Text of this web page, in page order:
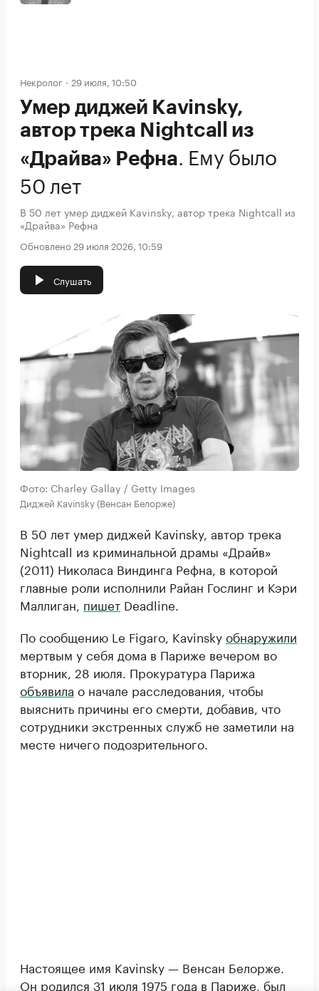
Некролог 29 июля, 10:50
Умер диджей Kavinsky,
автор трека Nightcall из
«Драйва» Рефна. Ему было
50 лет
В 50 лет умер диджей Kavinsky, автор трека Nightcall из
«Драйва» Рефна
Обновлено 29 июля 2026, 10:59
Слушать
Фото: Charley Gallay / Getty Images
Диджей Kavinsky (Венсан Белорже)
В 50 лет умер диджей Kavinsky, автор трека
Nightcall из криминальной драмы «Драйв»
(2011) Николаса Виндинга Рефна, в которой
главные роли исполнили Райан Гослинг и Кэри
Маллиган, пишет Deadline.
По сообщению Le Figaro, Kavinskyобнаружили
мертвым у себя дома в Париже вечером во
вторник, 28 июля. Прокуратура Парижа
объявила о начале расследования, чтобы
выяснить причины его смерти, добавив, что
сотрудники экстренных служб не заметили на
месте ничего подозрительного.
Настоящее имя Kavinsky — Венсан Белорже.
Он родился 31 июля 1975 года в Париже, был